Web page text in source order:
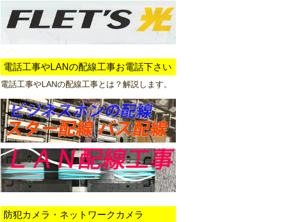
電話工事やLANの配線工事お電話下さい
電話工事やLANの配線工事とは？解説します。
防犯カメラ・ネットワークカメラ